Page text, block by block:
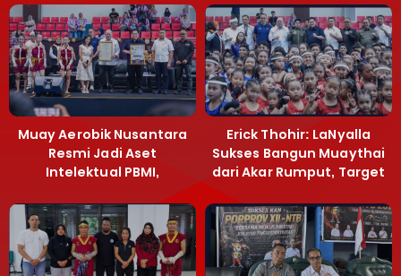
Muay Aerobik Nusantara
Resmi Jadi Aset
Intelektual PBMI,
Terobosan Bangun
Grassroots
Erick Thohir: LaNyalla
Sukses Bangun Muaythai
dari Akar Rumput, Target